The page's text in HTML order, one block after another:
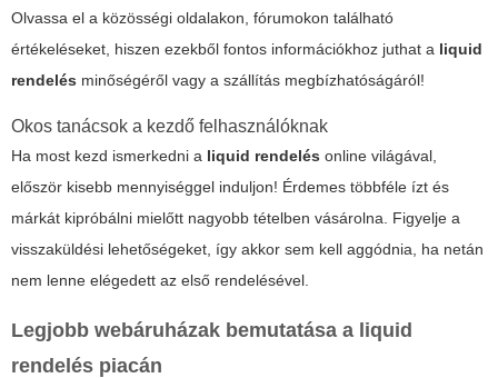
Olvassa el a közösségi oldalakon, fórumokon található
értékeléseket, hiszen ezekből fontos információkhoz juthat a liquid
rendelés minőségéről vagy a szállítás megbízhatóságáról!
Okos tanácsok a kezdő felhasználóknak
Ha most kezd ismerkedni a liquid rendelés online világával,
először kisebb mennyiséggel induljon! Érdemes többféle ízt és
márkát kipróbálni mielőtt nagyobb tételben vásárolna. Figyelje a
visszaküldési lehetőségeket, így akkor sem kell aggódnia, ha netán
nem lenne elégedett az első rendelésével.
Legjobb webáruházak bemutatása a liquid
rendelés piacán